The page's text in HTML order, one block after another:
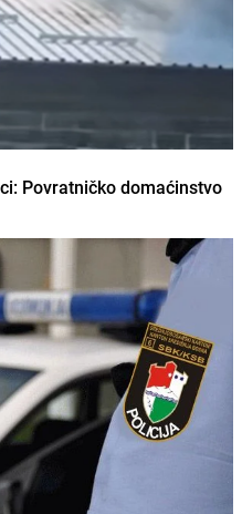
Povratničko domaćinstvo